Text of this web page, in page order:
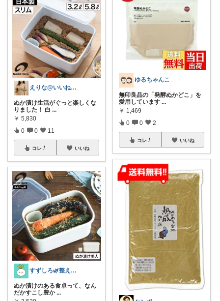
えりな@いいね100%バック💓
ぬか漬け生活がぐっと楽しくな
りました！ 白 ...
￥ 5,830
0 0 11
コレ いいね
すずしろ🌿整えながら、ゆるく暮らす
ぬか漬けのある食卓って、なん
だかすこし豊か ...
ゆるちゃんこ
無印良品の「発酵ぬかどこ」を
愛用しています ...
￥ 1,469
0 0 2
コレ いいね